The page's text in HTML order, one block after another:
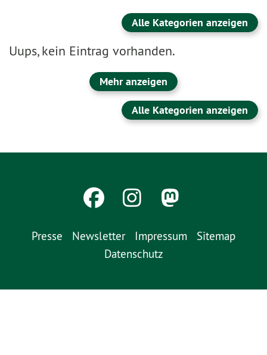
Alle Kategorien anzeigen
Uups, kein Eintrag vorhanden.
Mehr anzeigen
Alle Kategorien anzeigen
Presse Newsletter Impressum
Sitemap
Datenschutz